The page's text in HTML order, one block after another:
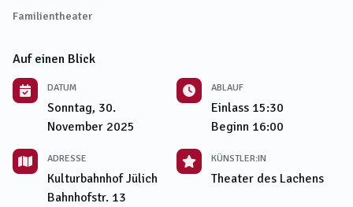
Familientheater
Auf einen Blick
DATUM
Sonntag, 30.
November 2025
ABLAUF
Einlass 15:30
Beginn 16:00
ADRESSE
Kulturbahnhof Jülich
Bahnhofstr. 13
KÜNSTLER:IN
Theater des Lachens